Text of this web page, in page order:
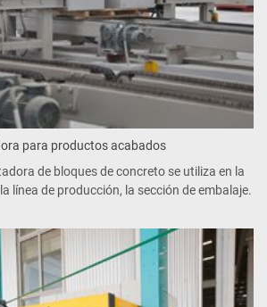
para productos acabados
de bloques de concreto se utiliza en la
línea de producción, la sección de embalaje.